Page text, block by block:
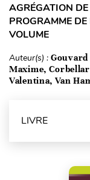
AGRÉGATION
PROGRAMME
VOLUME
Auteur(s) : Gouvard
Maxime,
Valentina, Van
LIVRE